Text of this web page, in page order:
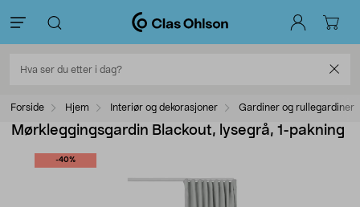
Forside Hjem Interiør og dekorasjoner Gardiner og rullegardiner
Mørkleggingsgardin Blackout, lysegrå, 1-pakning
-40%